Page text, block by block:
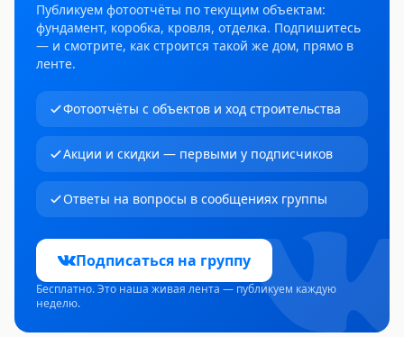
Публикуем фотоотчёты по текущим объектам:
фундамент, коробка, кровля, отделка. Подпишитесь
— и смотрите, как строится такой же дом, прямо в
ленте.
Фотоотчёты с объектов и ход строительства
Акции и скидки — первыми у подписчиков
Ответы на вопросы в сообщениях группы
Подписаться на группу
Бесплатно. Это наша живая лента — публикуем каждую
неделю.